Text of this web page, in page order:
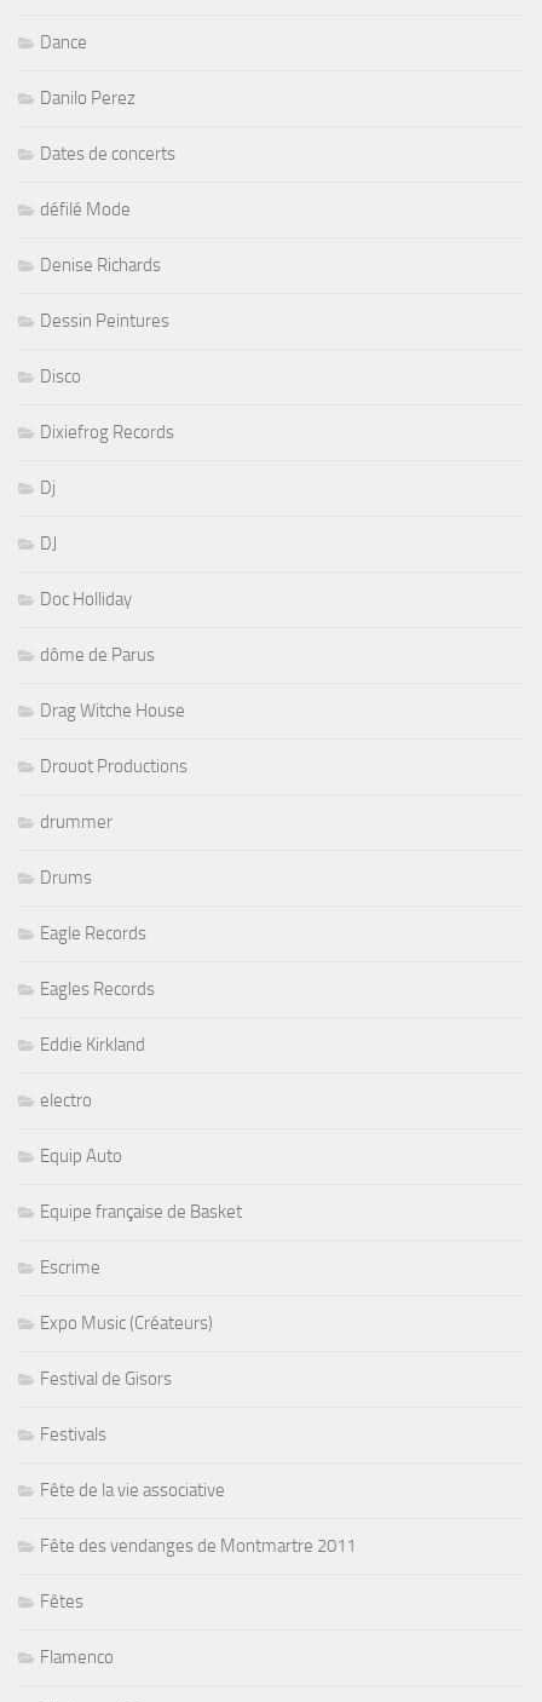
Dance
Danilo Perez
Dates de concerts
défilé Mode
Denise Richards
Dessin Peintures
Disco
Dixiefrog Records
Dj
DJ
Doc Holliday
dôme de Parus
Drag Witche House
Drouot Productions
drummer
Drums
Eagle Records
Eagles Records
Eddie Kirkland
electro
Equip Auto
Equipe française de Basket
Escrime
Expo Music (Créateurs)
Festival de Gisors
Festivals
Fête de la vie associative
Fête des vendanges de Montmartre 2011
Fêtes
Flamenco